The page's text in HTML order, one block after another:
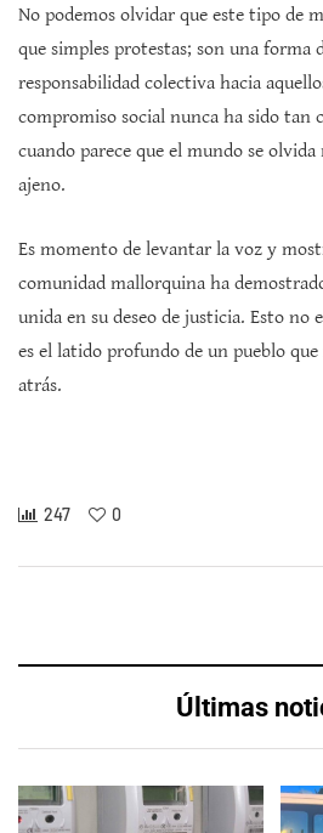
No podemos olvidar que este tipo de
que simples protestas; son una forma
responsabilidad colectiva hacia
compromiso social nunca ha sido tan
cuando parece que el mundo se
ajeno.
Es momento de levantar la voz y
comunidad mallorquina ha
unida en su deseo de justicia. Esto no
es el latido profundo de un pueblo
atrás.
247 0
Últimas